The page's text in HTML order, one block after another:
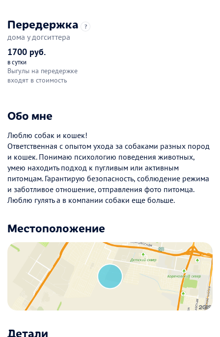
Передержка ?
дома у догситтера
1700 руб.
в сутки
Выгулы на передержке
входят в стоимость
Обо мне
Люблю собак и кошек!
Ответственная с опытом ухода за собаками разных пород
и кошек. Понимаю психологию поведения животных,
умею находить подход к пугливым или активным
питомцам. Гарантирую безопасность, соблюдение режима
и заботливое отношение, отправления фото питомца.
Люблю гулять а в компании собаки еще больше.
Местоположение
Детали